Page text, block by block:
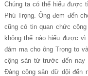
Chúng ta có thể hiểu được
Phú Trọng. Ông đem đến
cũng có tin quan chức
không thể nào hiểu được
đám ma cho ông Trọng to
cộng sản từ trước đến nay
Đảng cộng sản dữ dội đến